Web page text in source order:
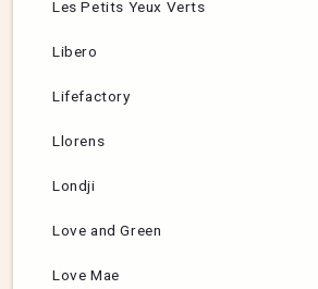
Les Petits Yeux Verts
Libero
Lifefactory
Llorens
Londji
Love and Green
Love Mae